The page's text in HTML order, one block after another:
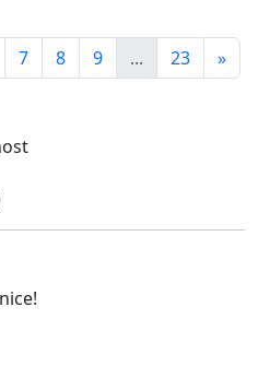
7 8 9 ... 23 »